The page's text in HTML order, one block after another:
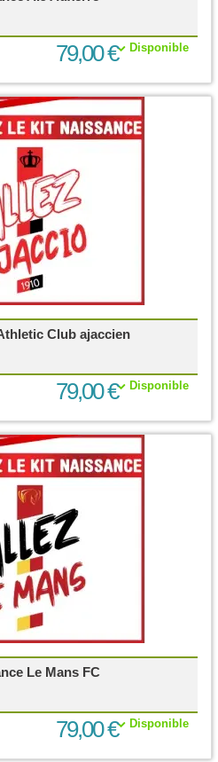
Disponible
79,00 €
Club ajaccien
Disponible
79,00 €
Le Mans FC
Disponible
79,00 €